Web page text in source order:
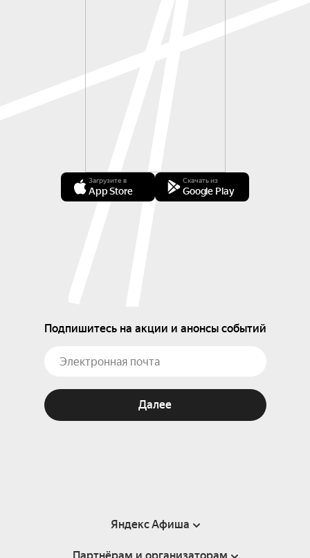
Загрузите в
App Store
Скачать из
Google Play
Подпишитесь на акции и анонсы событий
Далее
Яндекс Афиша
Справка